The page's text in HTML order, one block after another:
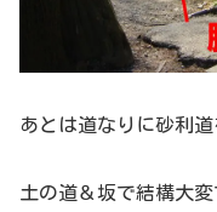
あとは道なりに砂利
土の道＆坂で結構大